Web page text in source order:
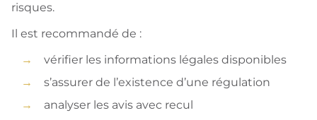
risques.
Il est recommandé de :
vérifier les informations légales disponibles
s’assurer de l’existence d’une régulation
analyser les avis avec recul